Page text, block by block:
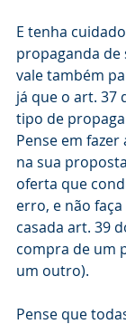
E tenha
propaganda de
vale também
já que o art. 37
tipo de
Pense em
na sua
oferta que
erro, e não
casada art. 39
compra de um
um outro).
Pense que